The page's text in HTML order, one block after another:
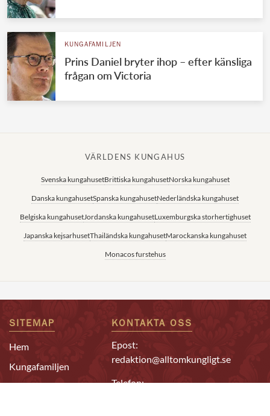
KUNGAFAMILJEN
Prins Daniel bryter ihop – efter känsliga
frågan om Victoria
VÄRLDENS KUNGAHUS
Svenska kungahusetBrittiska kungahusetNorska kungahuset
Danska kungahusetSpanska kungahusetNederländska kungahuset
Belgiska kungahusetJordanska kungahusetLuxemburgska storhertighuset
Japanska kejsarhusetThailändska kungahusetMarockanska kungahuset
Monacos furstehus
SITEMAP
Hem
Kungafamiljen
Utländskt
KONTAKTA OSS
Epost:
redaktion@alltomkungligt.se
Telefon: